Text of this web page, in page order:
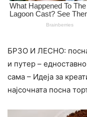
БРЗО И ЛЕСНО: посна
и путер –
сама – Идеја за
најсочната посна